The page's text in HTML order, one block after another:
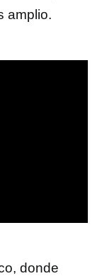
amplio.
donde